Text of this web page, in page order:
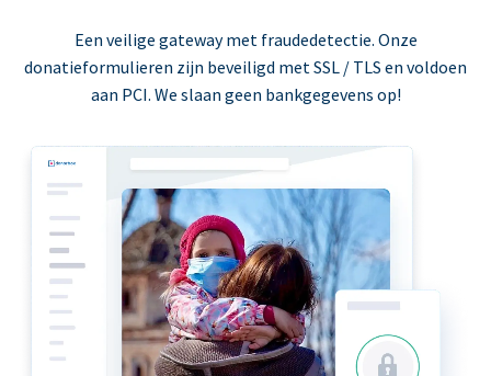
Een veilige gateway met fraudedetectie. Onze
donatieformulieren zijn beveiligd met SSL / TLS en voldoen
aan PCI. We slaan geen bankgegevens op!